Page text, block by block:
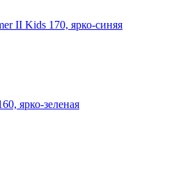
II Kids 170, ярко-синяя
ярко-зеленая